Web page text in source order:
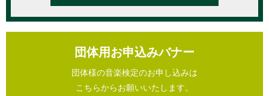
団体用お申込みバナー
団体様の音楽検定のお申し込みは
こちらからお願いいたします。